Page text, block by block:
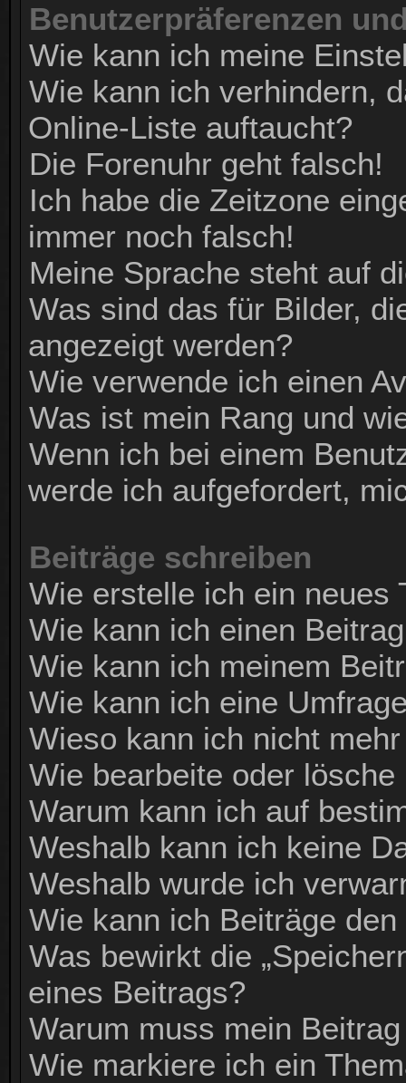
Benutzerpräferenzen
Wie kann ich meine
Wie kann ich verhindern,
Online-Liste auftaucht?
Die Forenuhr geht falsch!
Ich habe die Zeitzone
immer noch falsch!
Meine Sprache steht auf
Was sind das für Bilder,
angezeigt werden?
Wie verwende ich einen
Was ist mein Rang und
Wenn ich bei einem
werde ich aufgefordert,
Beiträge schreiben
Wie erstelle ich ein neues
Wie kann ich einen
Wie kann ich meinem
Wie kann ich eine
Wieso kann ich nicht
Wie bearbeite oder
Warum kann ich auf
Weshalb kann ich keine
Weshalb wurde ich
Wie kann ich Beiträge
Was bewirkt die
eines Beitrags?
Warum muss mein
Wie markiere ich ein